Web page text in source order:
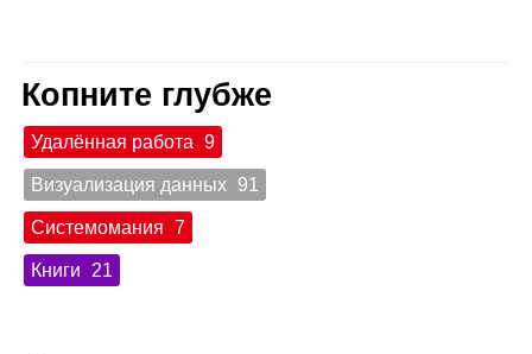
Копните глубже
Удалённая работа 9
Визуализация данных 91
Системомания 7
Книги 21